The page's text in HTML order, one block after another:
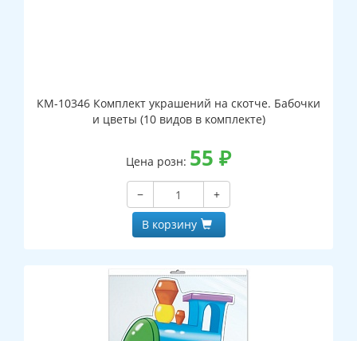
КМ-10346 Комплект украшений на скотче. Бабочки
и цветы (10 видов в комплекте)
Цена розн: 55 ₽
−
+
В корзину